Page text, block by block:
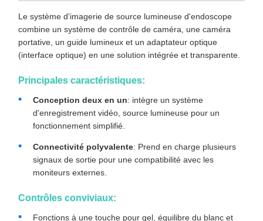
Le système d'imagerie de source lumineuse d'endoscope
combine un système de contrôle de caméra, une caméra
portative, un guide lumineux et un adaptateur optique
(interface optique) en une solution intégrée et transparente.
Principales caractéristiques:
Conception deux en un: intègre un système
d'enregistrement vidéo, source lumineuse pour un
fonctionnement simplifié.
Connectivité polyvalente: Prend en charge plusieurs
signaux de sortie pour une compatibilité avec les
moniteurs externes.
Contrôles conviviaux:
Fonctions à une touche pour gel, équilibre du blanc et